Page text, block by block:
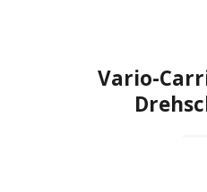
Vario-